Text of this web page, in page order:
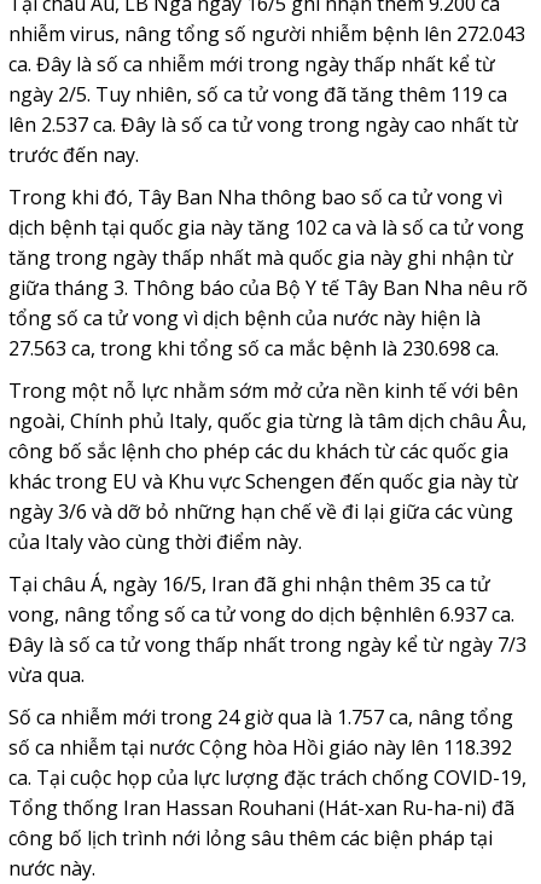
nhiễm virus, nâng tổng số người nhiễm bệnh lên 272.043
ca. Đây là số ca nhiễm mới trong ngày thấp nhất kể từ
ngày 2/5. Tuy nhiên, số ca tử vong đã tăng thêm 119 ca
lên 2.537 ca. Đây là số ca tử vong trong ngày cao nhất từ
trước đến nay.
Trong khi đó, Tây Ban Nha thông bao số ca tử vong vì
dịch bệnh tại quốc gia này tăng 102 ca và là số ca tử vong
tăng trong ngày thấp nhất mà quốc gia này ghi nhận từ
giữa tháng 3. Thông báo của Bộ Y tế Tây Ban Nha nêu rõ
tổng số ca tử vong vì dịch bệnh của nước này hiện là
27.563 ca, trong khi tổng số ca mắc bệnh là 230.698 ca.
Trong một nỗ lực nhằm sớm mở cửa nền kinh tế với bên
ngoài, Chính phủ Italy, quốc gia từng là tâm dịch châu Âu,
công bố sắc lệnh cho phép các du khách từ các quốc gia
khác trong EU và Khu vực Schengen đến quốc gia này từ
ngày 3/6 và dỡ bỏ những hạn chế về đi lại giữa các vùng
của Italy vào cùng thời điểm này.
Tại châu Á, ngày 16/5, Iran đã ghi nhận thêm 35 ca tử
vong, nâng tổng số ca tử vong do dịch bệnhlên 6.937 ca.
Đây là số ca tử vong thấp nhất trong ngày kể từ ngày 7/3
vừa qua.
Số ca nhiễm mới trong 24 giờ qua là 1.757 ca, nâng tổng
số ca nhiễm tại nước Cộng hòa Hồi giáo này lên 118.392
ca. Tại cuộc họp của lực lượng đặc trách chống COVID-19,
Tổng thống Iran Hassan Rouhani (Hát-xan Ru-ha-ni) đã
công bố lịch trình nới lỏng sâu thêm các biện pháp tại
nước này.